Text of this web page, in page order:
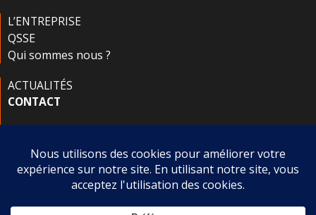
L’ENTREPRISE
QSSE
Qui sommes nous ?
ACTUALITÉS
CONTACT